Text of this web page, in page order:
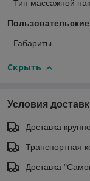
Тип массажной
Габариты
Скрыть
Условия
Доставка
Транспортная
Доставка